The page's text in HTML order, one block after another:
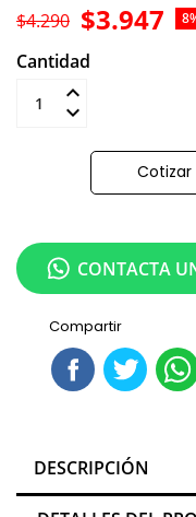
$3.947
$4.290
Cantidad
Cotizar
Compartir
CONTACTA
DESCRIPCIÓN